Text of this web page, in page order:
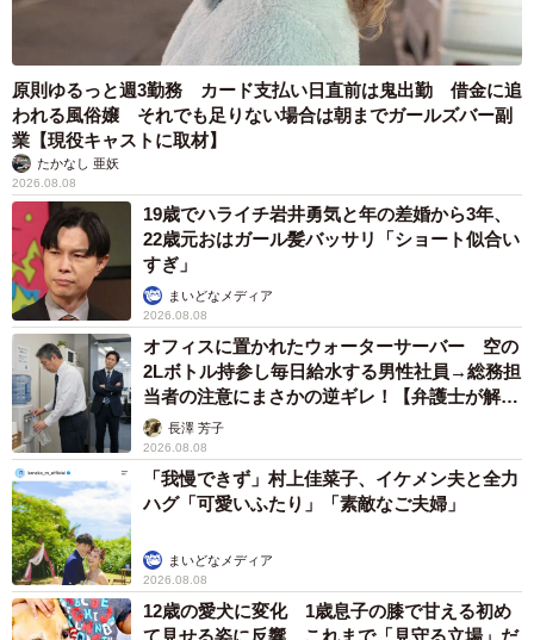
原則ゆるっと週3勤務 カード支払い日直前は鬼出勤 借金に追
われる風俗嬢 それでも足りない場合は朝までガールズバー副
業【現役キャストに取材】
たかなし 亜妖
2026.08.08
19歳でハライチ岩井勇気と年の差婚から3年、
22歳元おはガール髪バッサリ「ショート似合い
すぎ」
まいどなメディア
2026.08.08
オフィスに置かれたウォーターサーバー 空の
2Lボトル持参し毎日給水する男性社員→総務担
当者の注意にまさかの逆ギレ！【弁護士が解
説】長澤 芳子
2026.08.08
「我慢できず」村上佳菜子、イケメン夫と全力
ハグ「可愛いふたり」「素敵なご夫婦」
まいどなメディア
2026.08.08
12歳の愛犬に変化 1歳息子の膝で甘える初め
て見せる姿に反響 これまで「見守る立場」だ